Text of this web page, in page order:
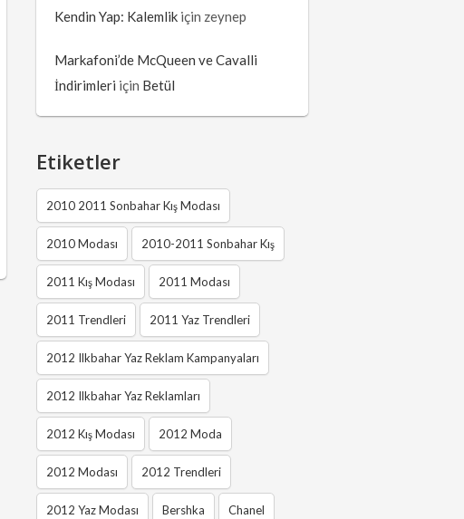
Kendin Yap: Kalemlik için zeynep
Markafoni’de McQueen ve Cavalli
İndirimleri için Betül
Etiketler
2010 2011 Sonbahar Kış Modası
2010 Modası 2010-2011 Sonbahar Kış
2011 Kış Modası 2011 Modası
2011 Trendleri 2011 Yaz Trendleri
2012 Ilkbahar Yaz Reklam Kampanyaları
2012 Ilkbahar Yaz Reklamları
2012 Kış Modası 2012 Moda
2012 Modası 2012 Trendleri
2012 Yaz Modası Bershka Chanel